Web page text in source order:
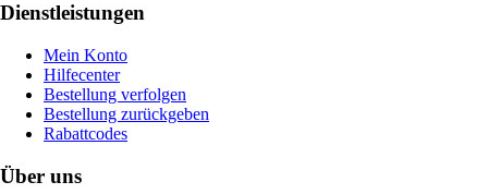
Dienstleistungen
Mein Konto
Hilfecenter
Bestellung verfolgen
Bestellung zurückgeben
Rabattcodes
Über uns